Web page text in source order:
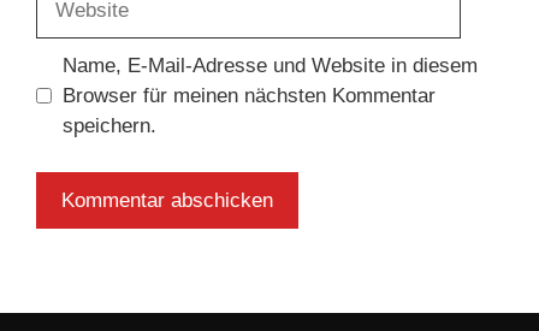
Name, E-Mail-Adresse und Website in diesem
Browser für meinen nächsten Kommentar
speichern.